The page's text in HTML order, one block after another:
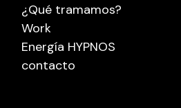
¿Qué tramamos?
Work
Energía HYPNOS
contacto